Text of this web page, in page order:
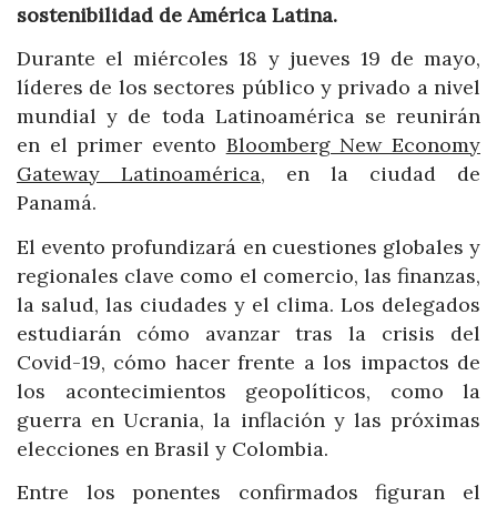
sostenibilidad de América Latina.
Durante el miércoles 18 y jueves 19 de mayo,
líderes de los sectores público y privado a nivel
mundial y de toda Latinoamérica se reunirán
en el primer evento Bloomberg New Economy
Gateway Latinoamérica, en la ciudad de
Panamá.
El evento profundizará en cuestiones globales y
regionales clave como el comercio, las finanzas,
la salud, las ciudades y el clima. Los delegados
estudiarán cómo avanzar tras la crisis del
Covid-19, cómo hacer frente a los impactos de
los acontecimientos geopolíticos, como la
guerra en Ucrania, la inflación y las próximas
elecciones en Brasil y Colombia.
Entre los ponentes confirmados figuran el